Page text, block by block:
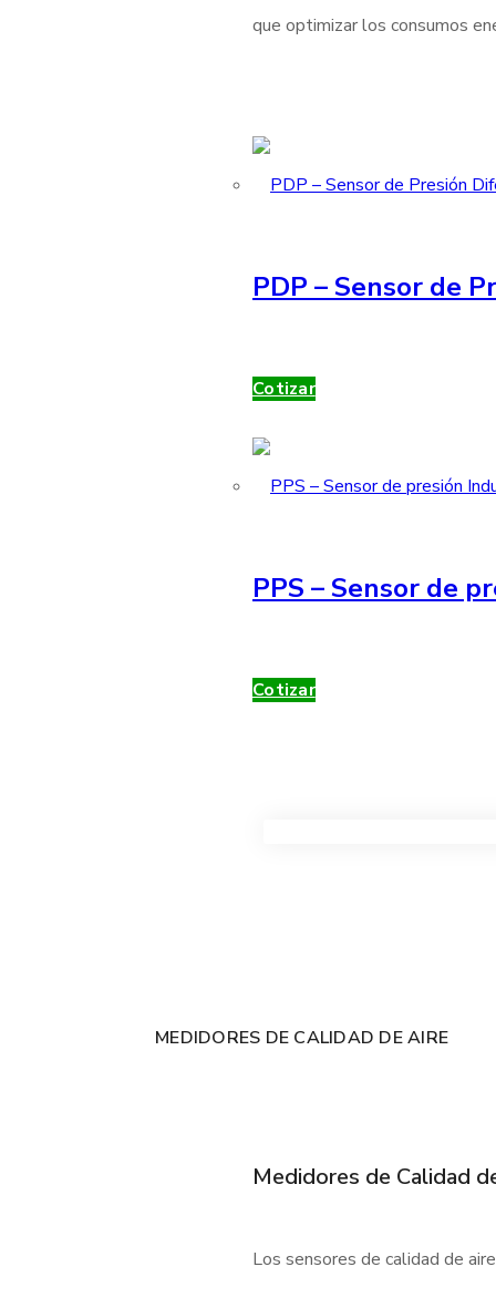
que optimizar los consumos
PDP – Sensor de
Cotizar
PPS – Sensor de
Cotizar
MEDIDORES DE CALIDAD DE AIRE
Medidores de Calidad
Los sensores de calidad de